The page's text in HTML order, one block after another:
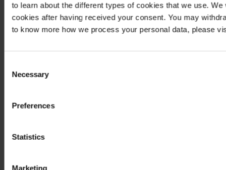
to learn about the different types of cookies that we use.
cookies after having received your consent. You may
to know more how we process your personal data, please
Selection
Necessary
Preferences
Statistics
Marketing